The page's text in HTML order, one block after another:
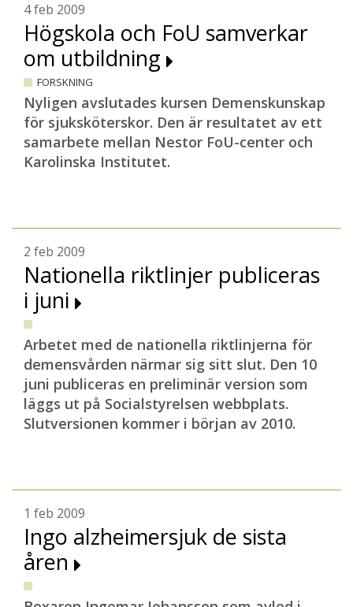
4 feb 2009
Högskola och FoU samverkar
om utbildning
FORSKNING
Nyligen avslutades kursen Demenskunskap
för sjuksköterskor. Den är resultatet av ett
samarbete mellan Nestor FoU-center och
Karolinska Institutet.
2 feb 2009
Nationella riktlinjer publiceras
i juni
Arbetet med de nationella riktlinjerna för
demensvården närmar sig sitt slut. Den 10
juni publiceras en preliminär version som
läggs ut på Socialstyrelsen webbplats.
Slutversionen kommer i början av 2010.
1 feb 2009
Ingo alzheimersjuk de sista
åren